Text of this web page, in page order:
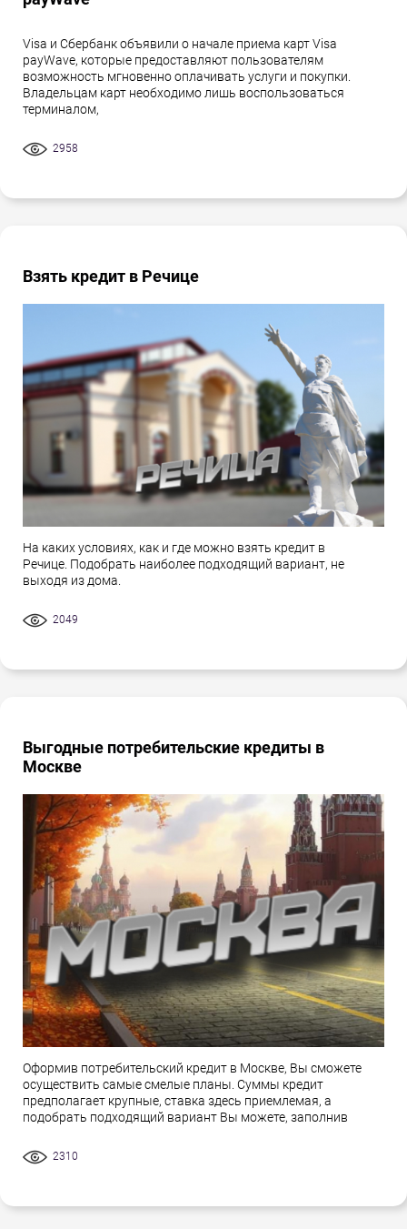
Visa и Сбербанк объявили о начале приема карт Visa
payWave, которые предоставляют пользователям
возможность мгновенно оплачивать услуги и покупки.
Владельцам карт необходимо лишь воспользоваться
терминалом,
2958
Взять кредит в Речице
На каких условиях, как и где можно взять кредит в
Речице. Подобрать наиболее подходящий вариант, не
выходя из дома.
2049
Выгодные потребительские кредиты в
Москве
Оформив потребительский кредит в Москве, Вы сможете
осуществить самые смелые планы. Суммы кредит
предполагает крупные, ставка здесь приемлемая, а
подобрать подходящий вариант Вы можете, заполнив
2310